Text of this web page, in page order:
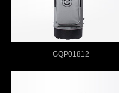
GQP01812